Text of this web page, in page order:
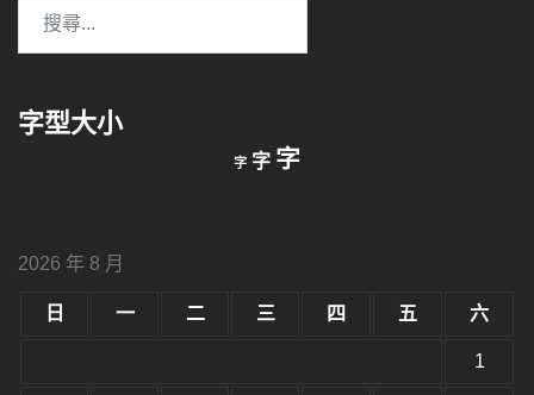
字:
字型大小
字 小
字重
小。
字放
2026 年 8 月
日 一 二 三 四 五 六
1